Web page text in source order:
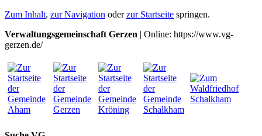
Zum Inhalt, zur Navigation oderzur Startseite springen.
Verwaltungsgemeinschaft Gerzen | Online: https://www.vg-
gerzen.de/